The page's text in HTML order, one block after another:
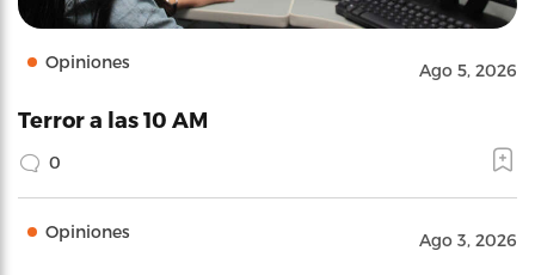
Opiniones Ago 5, 2026
Terror a las 10 AM
0
Opiniones Ago 3, 2026